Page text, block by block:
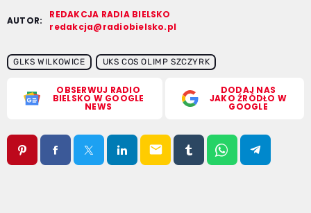
AUTOR:
REDAKCJA RADIA BIELSKO
redakcja@radiobielsko.pl
GLKS WILKOWICE UKS COS OLIMP SZCZYRK
OBSERWUJ RADIO
BIELSKO W GOOGLE
NEWS
DODAJ NAS
JAKO ŹRÓDŁO W
GOOGLE
email